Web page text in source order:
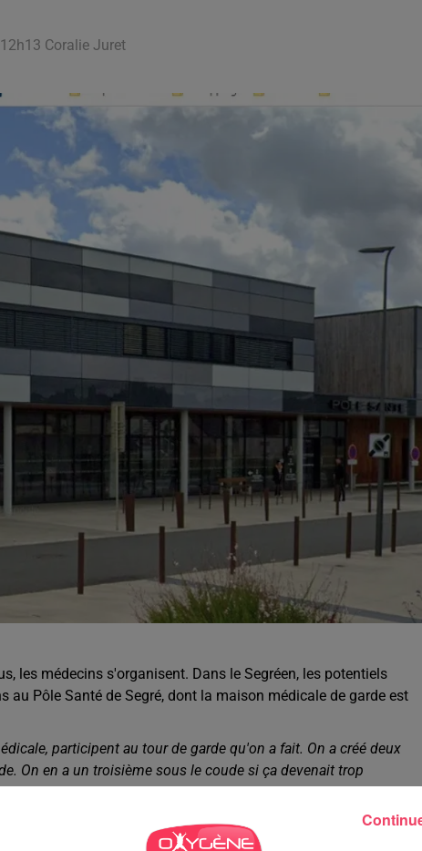
Coralie Juret
les médecins s'organisent. Dans le Segréen, les potentiels
Pôle Santé de Segré, dont la maison médicale de garde est
participent au tour de garde qu'on a fait. On a créé deux
On en a un troisième sous le coude si ça devenait trop
3 heures dans la journée. Candé également a un cabinet